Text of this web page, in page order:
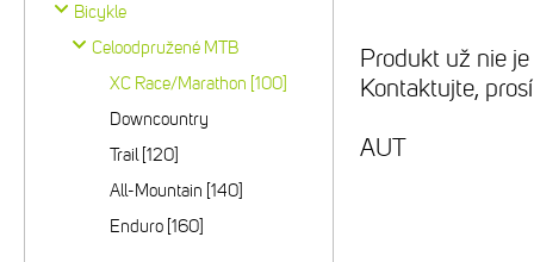
Produkt už nie
Kontaktujte,
AUT
Bicykle
Celoodpružené MTB
XC Race/Marathon [100]
Downcountry
Trail [120]
All-Mountain [140]
Enduro [160]